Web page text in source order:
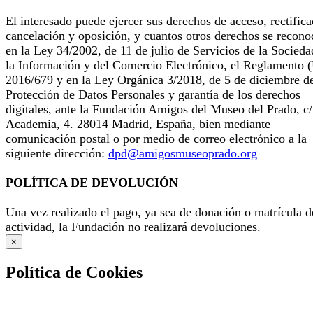
El interesado puede ejercer sus derechos de acceso,
cancelación y oposición, y cuantos otros derechos se
en la Ley 34/2002, de 11 de julio de Servicios de la
la Información y del Comercio Electrónico, el Reglamento
2016/679 y en la Ley Orgánica 3/2018, de 5 de diciembre
Protección de Datos Personales y garantía de los derechos
digitales, ante la Fundación Amigos del Museo del Prado,
Academia, 4. 28014 Madrid, España, bien mediante
comunicación postal o por medio de correo electrónico a la
siguiente dirección: dpd@amigosmuseoprado.org
POLÍTICA DE DEVOLUCIÓN
Una vez realizado el pago, ya sea de donación o matrícula
actividad, la Fundación no realizará devoluciones.
×
Política de Cookies